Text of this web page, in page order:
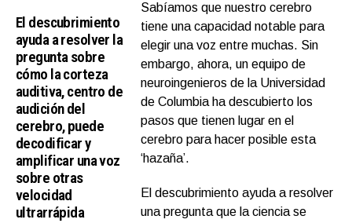
El descubrimiento
ayuda a resolver la
pregunta sobre
cómo la corteza
auditiva, centro de
audición del
cerebro, puede
decodificar y
amplificar una voz
sobre otras
velocidad
ultrarrápida
Sabíamos que nuestro cerebro
tiene una capacidad notable para
elegir una voz entre muchas. Sin
embargo, ahora, un equipo de
neuroingenieros de la Universidad
de Columbia ha descubierto los
pasos que tienen lugar en el
cerebro para hacer posible esta
‘hazaña’.
El descubrimiento ayuda a resolver
una pregunta que la ciencia se